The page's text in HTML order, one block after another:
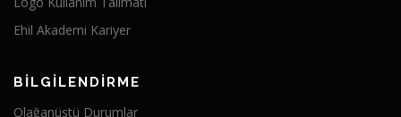
Ehil Akademi Kariyer
BİLGİLENDİRME
Olağanüstü Durumlar